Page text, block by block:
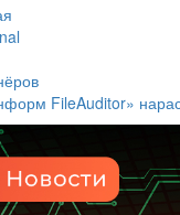
FileAuditor»